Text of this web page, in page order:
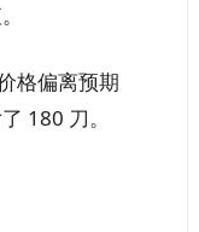
格偏离预期
180 刀。